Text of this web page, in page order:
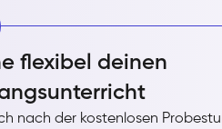
flexibel deinen
nach der kostenlosen